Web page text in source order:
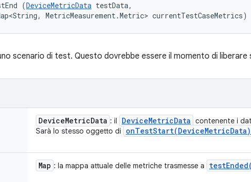
(DeviceMetricData testData,
MetricMeasurement.Metric> currentTestCaseMetrics)
scenario di test. Questo dovrebbe essere il momento di liberare
DeviceMetricData : il DeviceMetricData contenente i
Sarà lo stesso oggetto di
onTestStart(DeviceMetricData)
Map : la mappa attuale delle metriche trasmesse a